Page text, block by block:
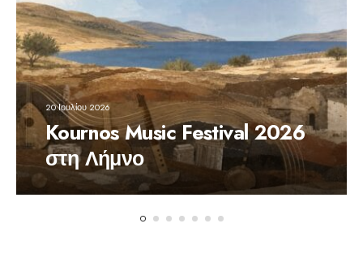
20 Ιουλίου 2026
Kournos Music Festival 2026
στη Λήμνο